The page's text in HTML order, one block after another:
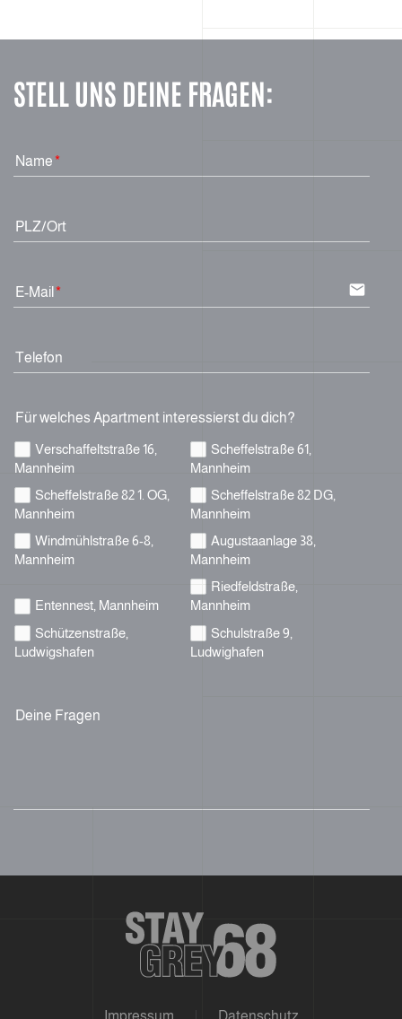
STELL UNS DEINE FRAGEN:
Name
PLZ/Ort
E-Mail email
Telefon
Für welches Apartment interessierst du dich?
Verschaffeltstraße 16,
Mannheim
Scheffelstraße 61,
Mannheim
Scheffelstraße 82 1. OG,
Mannheim
Scheffelstraße 82 DG,
Mannheim
Windmühlstraße 6-8,
Mannheim
Augustaanlage 38,
Mannheim
Entennest, Mannheim
Riedfeldstraße,
Mannheim
Schützenstraße,
Ludwigshafen
Schulstraße 9,
Ludwighafen
Deine Fragen